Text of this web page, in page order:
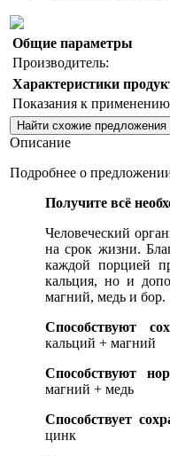
Общие параметры
Производитель:
Характеристики
Показания к
Описание
Подробнее о
Получите всё
Человеческий
на срок жизни.
каждой порцией
кальция, но и
магний, медь и бор.
Способствуют
кальций + магний
Способствуют
магний + медь
Способствует
цинк